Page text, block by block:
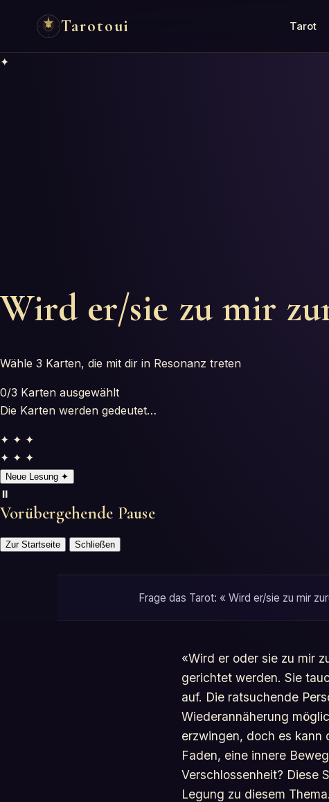
Tarotoui Tarot
✦
Wird er/sie zu mir
Wähle 3 Karten, die mit dir in Resonanz treten
0/3 Karten ausgewählt
Die Karten werden gedeutet…
✦ ✦ ✦
✦ ✦ ✦
Neue Lesung ✦
⏸️
Vorübergehende Pause
Zur Startseite Schließen
Frage das Tarot: « Wird er/sie zu mir
«Wird er oder sie zu mir
gerichtet werden. Sie
auf. Die ratsuchende
Wiederannäherung
erzwingen, doch es kann
Faden, eine innere
Verschlossenheit? Diese
Legung zu diesem Thema.